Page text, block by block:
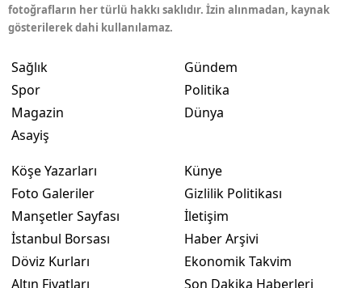
fotoğrafların her türlü hakkı saklıdır. İzin alınmadan, kaynak
gösterilerek dahi kullanılamaz.
Sağlık
Spor
Magazin
Asayiş
Gündem
Politika
Dünya
Köşe Yazarları
Foto Galeriler
Manşetler Sayfası
İstanbul Borsası
Döviz Kurları
Altın Fiyatları
Künye
Gizlilik Politikası
İletişim
Haber Arşivi
Ekonomik Takvim
Son Dakika Haberleri